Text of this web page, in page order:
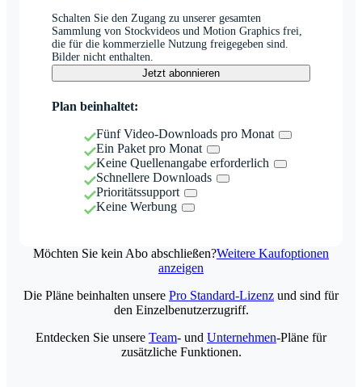
Schalten Sie den Zugang zu unserer gesamten
Sammlung von Stockvideos und Motion Graphics frei,
die für die kommerzielle Nutzung freigegeben sind.
Bilder nicht enthalten.
Jetzt abonnieren
Plan beinhaltet:
Fünf Video-Downloads pro Monat
Ein Paket pro Monat
Keine Quellenangabe erforderlich
Schnellere Downloads
Prioritätssupport
Keine Werbung
Möchten Sie kein Abo abschließen?Weitere Kaufoptionen
anzeigen
Die Pläne beinhalten unsere Pro Standard-Lizenz und sind für
den Einzelbenutzerzugriff.
Entdecken Sie unsere Team- und Unternehmen-Pläne für
zusätzliche Funktionen.